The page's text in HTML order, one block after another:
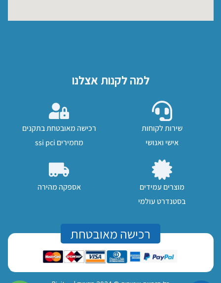
למה לקנות אצלנו
שירות לקוחות
אישי ואנושי
רכישה מאובטחת בתקנים
מחמירים ssi pci
מוצרים עמידים
בסטנדרט עולמי
אספקה מהירה
רכישה מאובטחת